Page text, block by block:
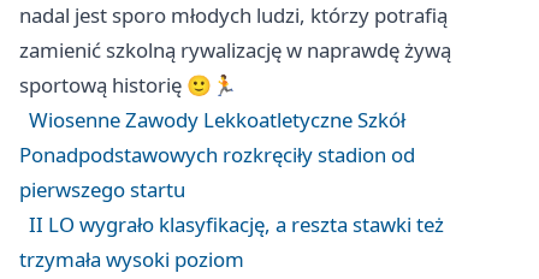
nadal jest sporo młodych ludzi, którzy potrafią
zamienić szkolną rywalizację w naprawdę żywą
sportową historię 🙂🏃
Wiosenne Zawody Lekkoatletyczne Szkół
Ponadpodstawowych rozkręciły stadion od
pierwszego startu
II LO wygrało klasyfikację, a reszta stawki też
trzymała wysoki poziom